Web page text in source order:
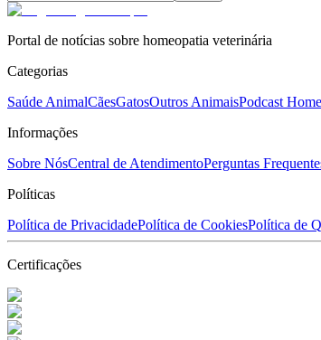
Portal de notícias sobre homeopatia veterinária
Categorias
Saúde AnimalCãesGatosOutros AnimaisPodcast
Informações
Sobre NósCentral de AtendimentoPerguntas
Políticas
Política de PrivacidadePolítica de CookiesPolítica de
Certificações